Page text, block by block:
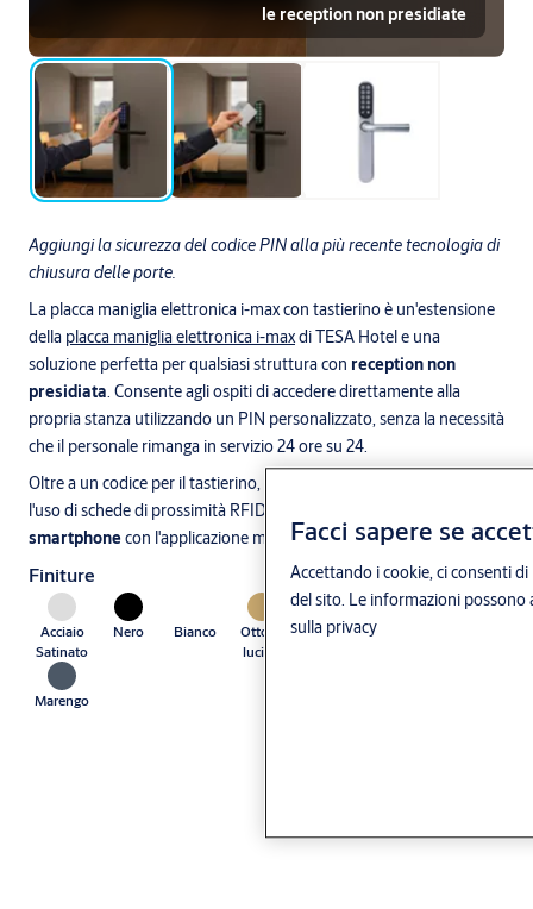
Aggiungi la sicurezza del codice PIN alla più recente tecnologia di
chiusura delle porte.
La placca maniglia elettronica i-max con tastierino è un'estensione
della placca maniglia elettronica i-maxdi TESA Hotel e una
soluzione perfetta per qualsiasi struttura con reception non
presidiata. Consente agli ospiti di accedere direttamente alla
propria stanza utilizzando un PIN personalizzato, senza la necessità
che il personale rimanga in servizio 24 ore su 24.
Oltre a un codice per il tastierino, questa placca maniglia consente
l'uso di schede di prossimità RFID e
smartphonecon l'applicazione mobileOpenow™.
Finiture
Acciaio
Satinato
Nero Bianco
Ottone
lucido
Ottone
Cromo
Marengo
le reception non presidiate
Facci sapere se
Accettando i cookie, ci consenti
del sito. Le informazioni possono
sulla privacy